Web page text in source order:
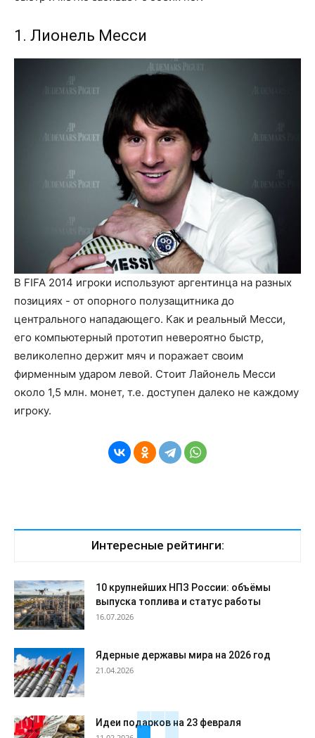
1. Лионель Месси
В FIFA 2014 игроки используют аргентинца на разных
позициях - от опорного полузащитника до
центрального нападающего. Как и реальный Месси,
его компьютерный прототип невероятно быстр,
великолепно держит мяч и поражает своим
фирменным ударом левой. Стоит Лайонель Месси
около 1,5 млн. монет, т.е. доступен далеко не каждому
игроку.
Интересные рейтинги:
10 крупнейших НПЗ России: объёмы
выпуска топлива и статус работы
16.07.2026
Ядерные державы мира на 2026 год
21.04.2026
Идеи подарков на 23 февраля